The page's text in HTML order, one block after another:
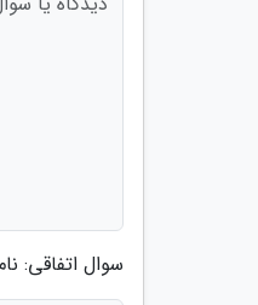
سوال اتفاقی: